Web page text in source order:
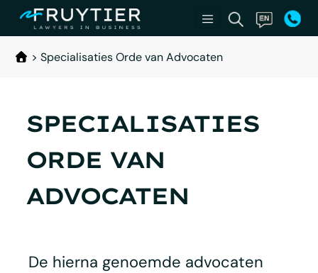
> Specialisaties Orde van Advocaten
SPECIALISATIES
ORDE VAN
ADVOCATEN
De hierna genoemde advocaten